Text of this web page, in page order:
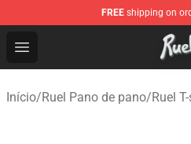
FREE shipping on
Open menu
Ruel Store - Official Ruel
Início/Ruel Pano de pano/Ruel